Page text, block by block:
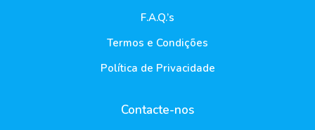
F.A.Q.’s
Termos e Condições
Política de Privacidade
Contacte-nos